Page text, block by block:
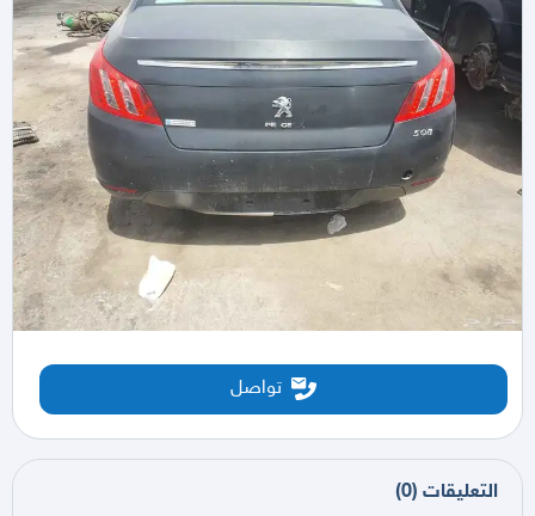
تواصل
التعليقات (
0
)